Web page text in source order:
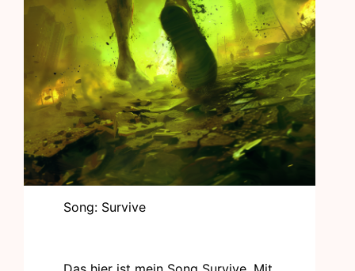
Song: Survive